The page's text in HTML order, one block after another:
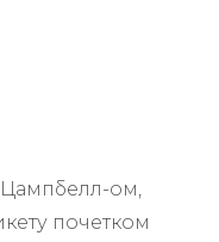
Цампбелл-ом,
почетком